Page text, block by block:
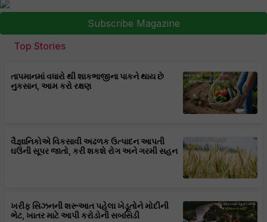
Subscribe Magazine
Top Stories
તાપમાનમાં વધારો થી શાકભાજીના પાકને થાય છે
નુકસાન, આમ કરો રક્ષણ
વૈજ્ઞાનિકોએ વિકસાવી અઢળક ઉત્પાદન આપતી
ઘઉંની સૂપર જાતો, કરી શકશે રોગ અને ગરમી સહન
ખરીફ સિઝનની શરૂઆત પહેલા ખેડૂતોને મોદીની
ભેટ, ખાતર માટે આપી કરોડોની સબસિડી